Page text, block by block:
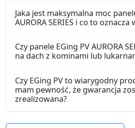
Jaka jest maksymalna moc
AURORA SERIES i co to oznacza
Czy panele EGing PV AURORA
na dach z kominami lub
Czy EGing PV to wiarygodny
mam pewność, że gwarancja
zrealizowana?